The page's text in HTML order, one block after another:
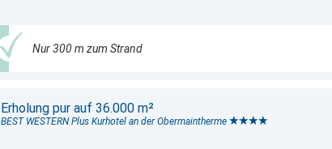
Nur 300 m zum Strand
Erholung pur auf 36.000 m²
BEST WESTERN Plus Kurhotel an der Obermaintherme